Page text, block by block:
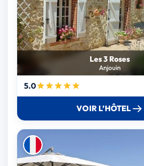
Les 3 Roses
Anjouin
5.0
VOIR L’HÔTEL